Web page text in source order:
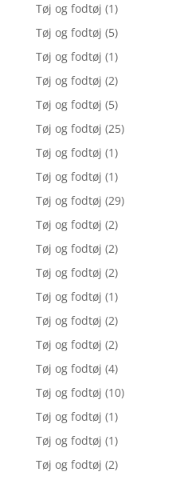
Tøj og fodtøj (1)
Tøj og fodtøj (5)
Tøj og fodtøj (1)
Tøj og fodtøj (2)
Tøj og fodtøj (5)
Tøj og fodtøj (25)
Tøj og fodtøj (1)
Tøj og fodtøj (1)
Tøj og fodtøj (29)
Tøj og fodtøj (2)
Tøj og fodtøj (2)
Tøj og fodtøj (2)
Tøj og fodtøj (1)
Tøj og fodtøj (2)
Tøj og fodtøj (2)
Tøj og fodtøj (4)
Tøj og fodtøj (10)
Tøj og fodtøj (1)
Tøj og fodtøj (1)
Tøj og fodtøj (2)